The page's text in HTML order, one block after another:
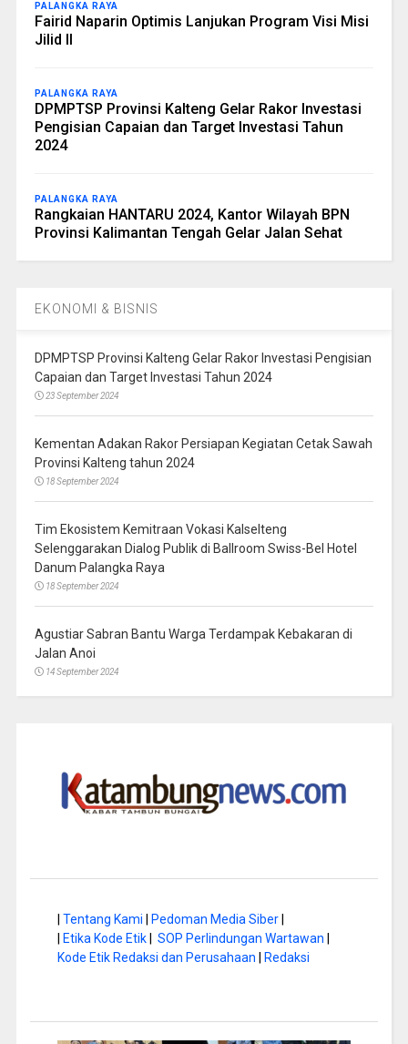
PALANGKA RAYA
Fairid Naparin Optimis Lanjukan Program Visi Misi
Jilid II
PALANGKA RAYA
DPMPTSP Provinsi Kalteng Gelar Rakor Investasi
Pengisian Capaian dan Target Investasi Tahun
2024
PALANGKA RAYA
Rangkaian HANTARU 2024, Kantor Wilayah BPN
Provinsi Kalimantan Tengah Gelar Jalan Sehat
EKONOMI & BISNIS
DPMPTSP Provinsi Kalteng Gelar Rakor Investasi Pengisian
Capaian dan Target Investasi Tahun 2024
23 September 2024
Kementan Adakan Rakor Persiapan Kegiatan Cetak Sawah
Provinsi Kalteng tahun 2024
18 September 2024
Tim Ekosistem Kemitraan Vokasi Kalselteng
Selenggarakan Dialog Publik di Ballroom Swiss-Bel Hotel
Danum Palangka Raya
18 September 2024
Agustiar Sabran Bantu Warga Terdampak Kebakaran di
Jalan Anoi
14 September 2024
Tentang Kami Pedoman Media Siber|
Etika Kode Etik| SOP Perlindungan Wartawan
Kode Etik Redaksi dan Perusahaan
Redaksi